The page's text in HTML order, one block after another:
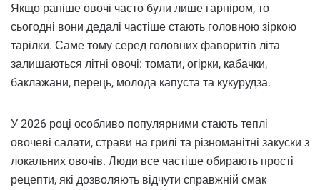
Якщо раніше овочі часто були лише гарніром, то
сьогодні вони дедалі частіше стають головною зіркою
тарілки. Саме тому серед головних фаворитів літа
залишаються літні овочі: томати, огірки, кабачки,
баклажани, перець, молода капуста та кукурудза.
У 2026 році особливо популярними стають теплі
овочеві салати, страви на грилі та різноманітні закуски з
локальних овочів. Люди все частіше обирають прості
рецепти, які дозволяють відчути справжній смак